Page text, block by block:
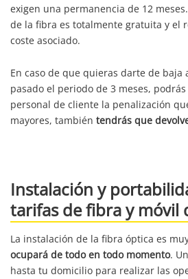
exigen una permanencia de 12
de la fibra es totalmente gratuita y el
coste asociado.
En caso de que quieras darte de baja
pasado el periodo de 3 meses,
personal de cliente la penalización
mayores, también tendrás que
Instalación y
tarifas de fibra y móvil
La instalación de la fibra óptica es
ocupará de todo en todo momento.
hasta tu domicilio para realizar las